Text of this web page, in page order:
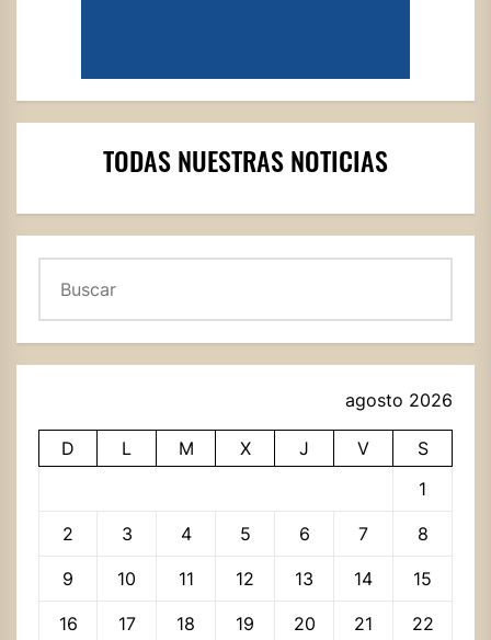
TODAS NUESTRAS NOTICIAS
agosto 2026
D L M X J V
S
1
2 3 4 5 6 7 8
9 10 11 12 13 14 15
16 17 18 19 20 21 22